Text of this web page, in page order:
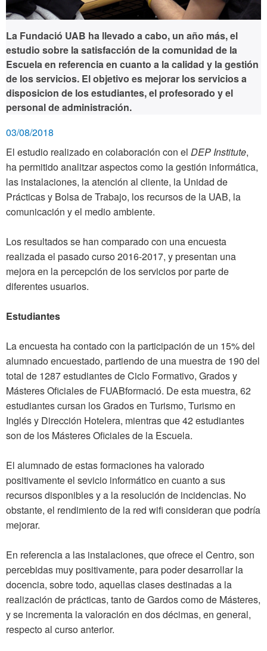
La Fundació UAB ha llevado a cabo, un año más, el
estudio sobre la satisfacción de la comunidad de la
Escuela en referencia en cuanto a la calidad y la gestión
de los servicios. El objetivo es mejorar los servicios a
disposicion de los estudiantes, el profesorado y el
personal de administración.
03/08/2018
El estudio realizado en colaboración con el DEP Institute,
ha permitido analitzar aspectos como la gestión informática,
las instalaciones, la atención al cliente, la Unidad de
Prácticas y Bolsa de Trabajo, los recursos de la UAB, la
comunicación y el medio ambiente.
Los resultados se han comparado con una encuesta
realizada el pasado curso 2016-2017, y presentan una
mejora en la percepción de los servicios por parte de
diferentes usuarios.
Estudiantes
La encuesta ha contado con la participación de un 15% del
alumnado encuestado, partiendo de una muestra de 190 del
total de 1287 estudiantes de Ciclo Formativo, Grados y
Másteres Oficiales de FUABformació. De esta muestra, 62
estudiantes cursan los Grados en Turismo, Turismo en
Inglés y Dirección Hotelera, mientras que 42 estudiantes
son de los Másteres Oficiales de la Escuela.
El alumnado de estas formaciones ha valorado
positivamente el sevicio informático en cuanto a sus
recursos disponibles y a la resolución de incidencias. No
obstante, el rendimiento de la red wifi consideran que podría
mejorar.
En referencia a las instalaciones, que ofrece el Centro, son
percebidas muy positivamente, para poder desarrollar la
docencia, sobre todo, aquellas clases destinadas a la
realización de prácticas, tanto de Gardos como de Másteres,
y se incrementa la valoración en dos décimas, en general,
respecto al curso anterior.